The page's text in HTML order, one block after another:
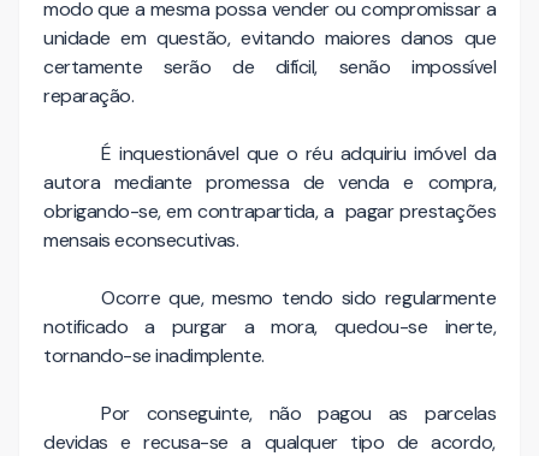
modo que a mesma possa vender ou compromissar a
unidade em questão, evitando maiores danos que
certamente serão de difícil, senão impossível
reparação.
É inquestionável que o réu adquiriu imóvel da
autora mediante promessa de venda e compra,
obrigando-se, em contrapartida, a pagar prestações
mensais econsecutivas.
Ocorre que, mesmo tendo sido regularmente
notificado a purgar a mora, quedou-se inerte,
tornando-se inadimplente.
Por conseguinte, não pagou as parcelas
devidas e recusa-se a qualquer tipo de acordo,